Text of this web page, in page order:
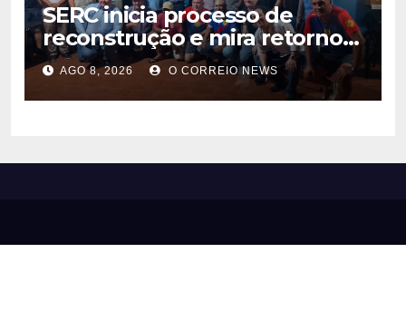
SERC inicia processo de
reconstrução e mira retorno
ao futebol profissional em
Chapadão do Sul
AGO 8, 2026 O CORREIO NEWS